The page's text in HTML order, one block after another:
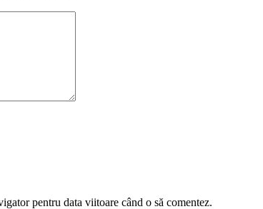
pentru data viitoare când o să comentez.